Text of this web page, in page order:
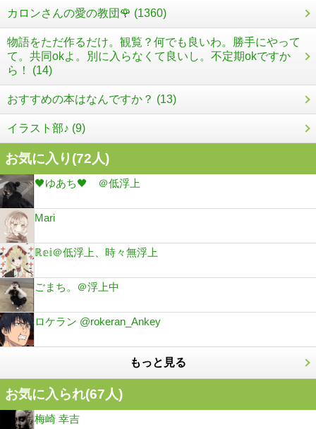
カロンさんの愛の教団🌹 (1360)
物語をただ作るだけ。観覧？何でも良いわ。勝手にやって
て。共同okよ。別に入らなくて良いし。不定期okですか
ら！ (14)
おすすめの本はなんですか？ (13)
イラスト部♪ (9)
お気に入り(72人)
🖤ゆあち🖤 ＠低浮上
Mari
ℝ𝕖𝕚＠低浮上、時々無浮上
ごまち。＠浮上中
ロケラン @rokeran_Ankey
もっと見る
お気に入られ(67人)
梅崎 幸吉